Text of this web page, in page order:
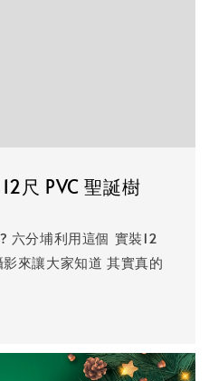
尺 PVC 聖誕樹
六分埔利用這個 實裝12
來讓大家知道 其實真的